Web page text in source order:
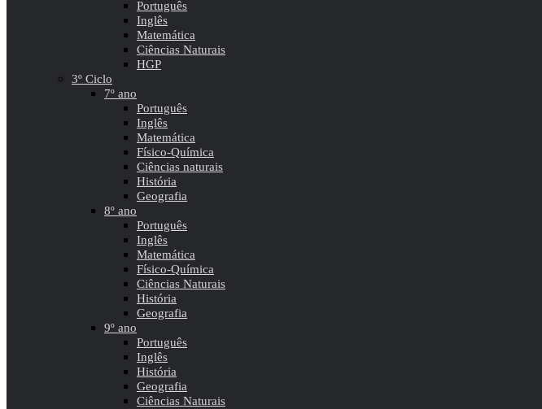
Português
Inglês
Matemática
Ciências Naturais
HGP
3º Ciclo
7º ano
Português
Inglês
Matemática
Físico-Química
Ciências naturais
História
Geografia
8º ano
Português
Inglês
Matemática
Físico-Química
Ciências Naturais
História
Geografia
9º ano
Português
Inglês
História
Geografia
Ciências Naturais